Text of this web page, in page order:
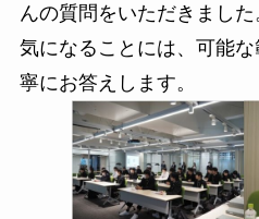
んの質問をいただきました
気になることには、可能
寧にお答えします。